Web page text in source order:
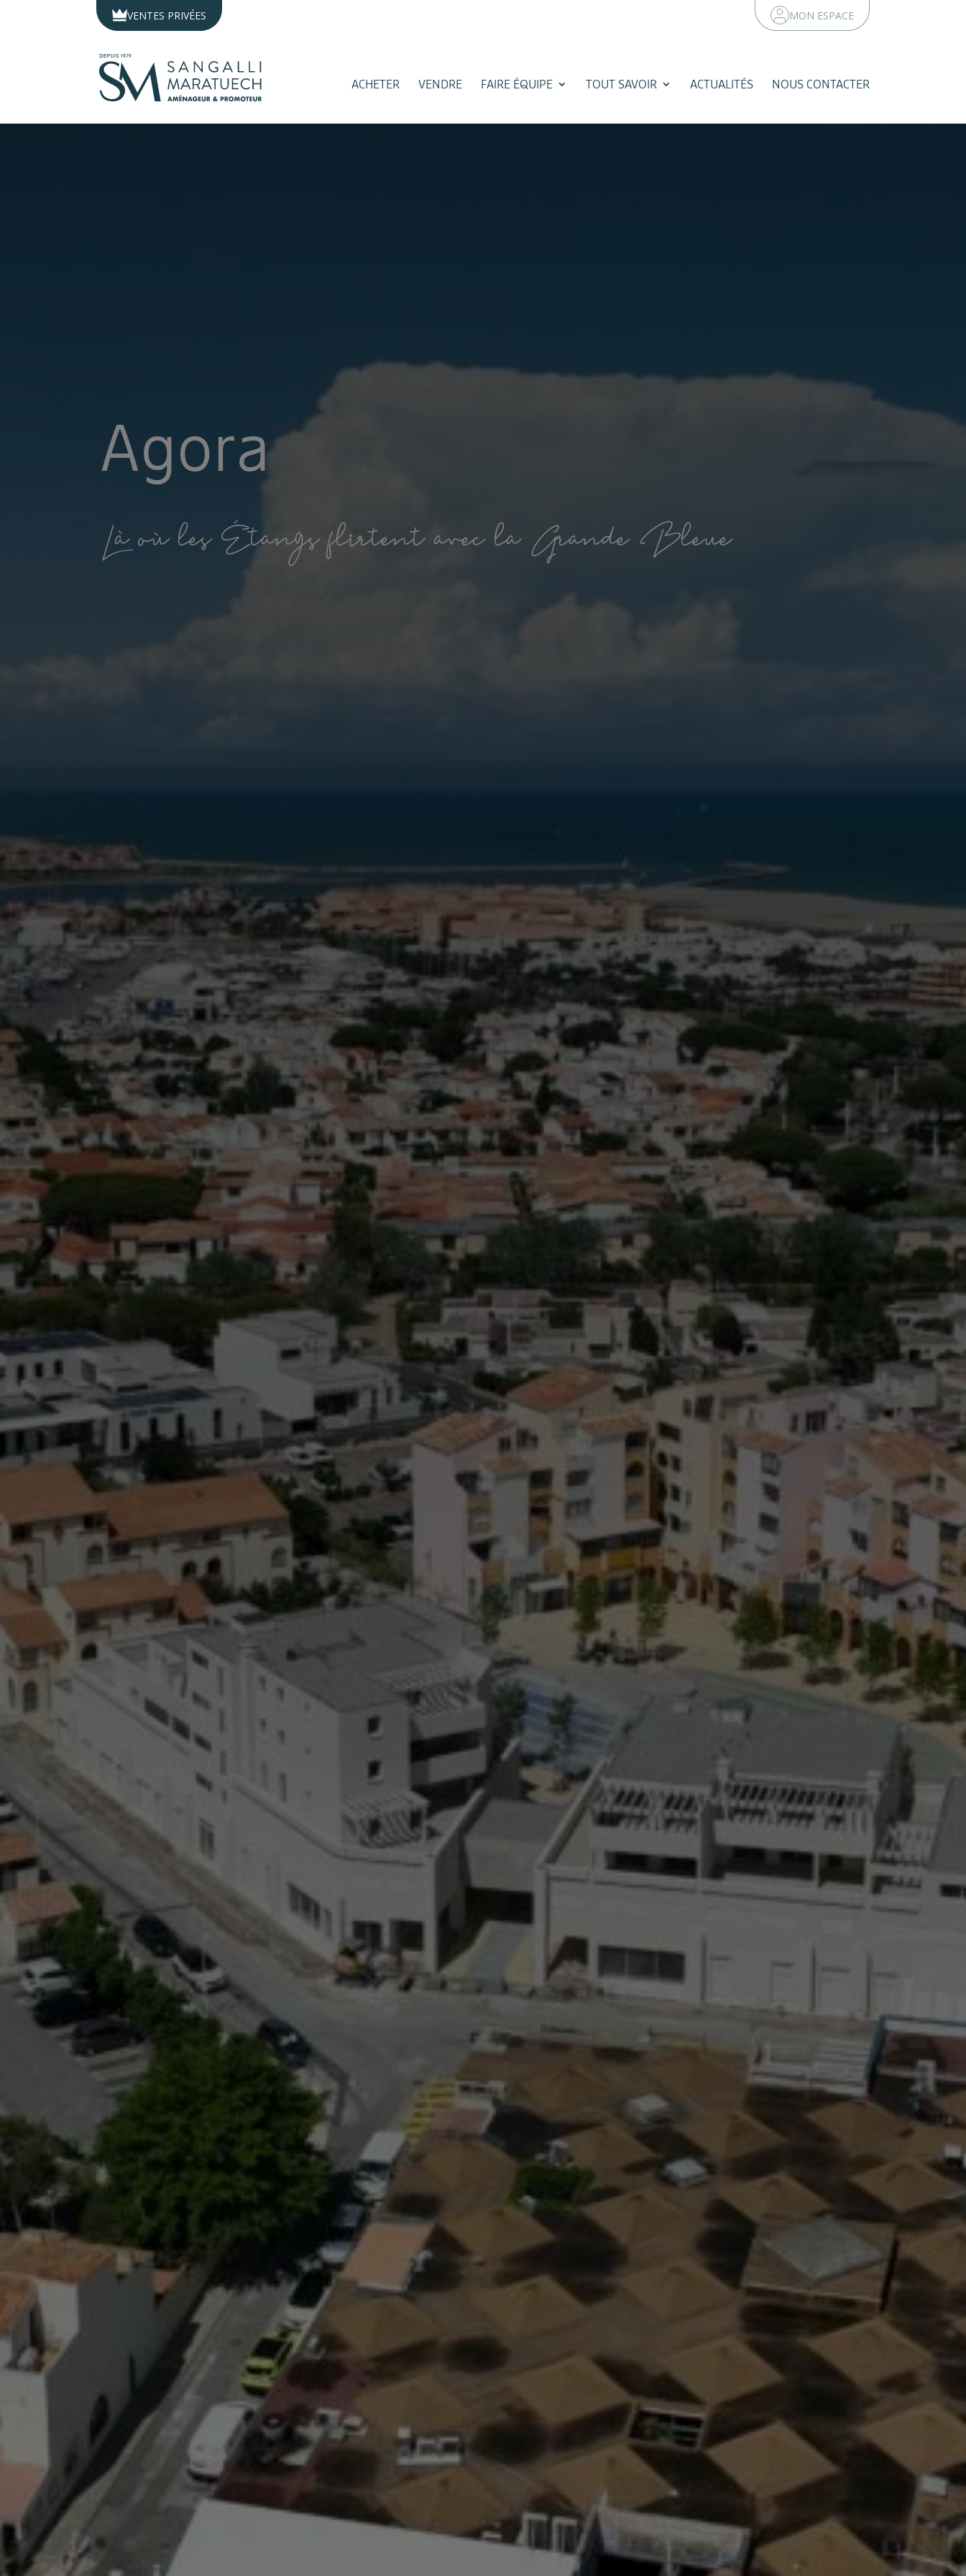
Panneau de gestion des cookiesVENTES PRIVÉES MON ESPACE
ACHETER VENDRE FAIRE ÉQUIPE TOUT SAVOIR ACTUALITÉS NOUS CONTACTER
Agora
LàoùlesÉtangsflirtentaveclaGrandeBleue